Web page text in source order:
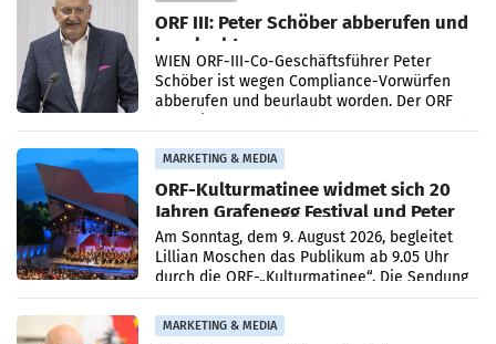
ORF III: Peter Schöber abberufen und
beurlaubt
WIEN ORF-III-Co-Geschäftsführer Peter
Schöber ist wegen Compliance-Vorwürfen
abberufen und beurlaubt worden. Der ORF
MARKETING & MEDIA
ORF-Kulturmatinee widmet sich 20
Jahren Grafenegg Festival und Peter
Simonischek
Am Sonntag, dem 9. August 2026, begleitet
Lillian Moschen das Publikum ab 9.05 Uhr
durch die ORF-„Kulturmatinee“. Die Sendung
startet mit der Dokumentation „20 Jahre
Grafenegg
MARKETING & MEDIA